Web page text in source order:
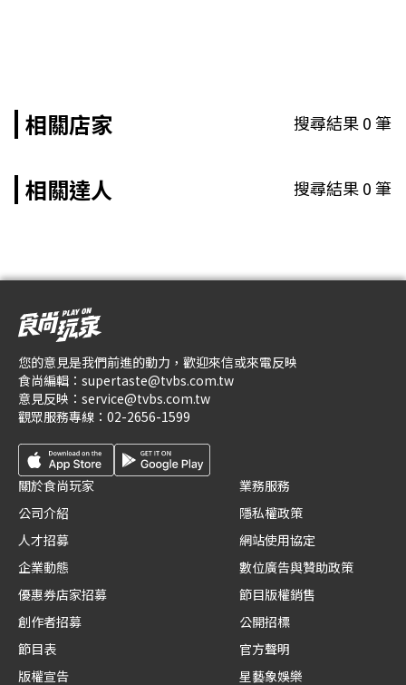
相關店家 搜尋結果0筆
相關達人 搜尋結果0筆
您的意見是我們前進的動力，歡迎來信或來電反映
食尚編輯： supertaste@tvbs.com.tw
意見反映： service@tvbs.com.tw
觀眾服務專線： 02-2656-1599
關於食尚玩家
公司介紹
人才招募
企業動態
優惠券店家招募
創作者招募
節目表
版權宣告
業務服務
隱私權政策
網站使用協定
數位廣告與贊助政策
節目版權銷售
公開招標
官方聲明
星藝象娛樂